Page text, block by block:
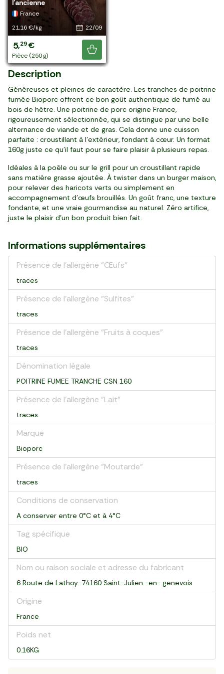
Les Lardons fumés BIO
France
26,60 €/kg
20/08
3,99€
barquette (150 g)
sel sec
France
15,27 €/kg
03/09
2,29€
barquette (150 g)
bois de hêtre
France
15,99 €/kg
24/08
4,16€
barquette (260 g)
fumée
France
20,51 €/kg
31/08
4,31€
4 tranches (210 g)
sapin
France
13,18 €/kg
31/08
6,59€
barquette (500 g)
Les Lardons fumés
France
12,72 €/kg
10/09
2,29€
barquette (180 g)
Les Allumettes fumées
France
12,17 €/kg
28/08
2,19€
pack de 2 (180 g)
fumée
France
29,90 €/kg
13/09
2,99€
10 tranches (100 g)
sapin 180g
France
13,83 €/kg
26/08
2,49€
barquette (180 g)
Le Lard paysan fumé
France
23,93 €/kg
24/08
3,59€
barquette (150 g)
BIO
France
33,55 €/kg
22/08
5,03€
pack de 2 (150 g)
Le Bacon sec au sel
France
39,90 €/kg
28/10
3,99€
14 tranches (100 g)
Les Allumettes natures
France
12,17 €/kg
02/09
2,19€
pack de 2 (180 g)
fumé
Italie
54,90 €/kg
29/09
5,49€
barquette (100 g)
Le Jambon de Terruel DOP
Espagne
49,88 €/kg
07/11
3,99€
barquette (80 g)
Le Jambon cuit de Prague
Italie
45,36 €/kg
23/08
4,99€
6 tranches (110 g)
Les Knacks supérieures
France
18,71 €/kg
21/08
4,49€
4 pièces (240 g)
l'ancienne
France
21,16 €/kg
22/09
5,29€
pièce (250 g)
a plus, il y en a
encore !
Je découvre
Description
Généreuses et pleines de caractère. Les tranches de poitrine
fumée Bioporc offrent ce bon goût authentique de fumé au
bois de hêtre. Une poitrine de porc origine France,
rigoureusement sélectionnée, qui se distingue par une belle
alternance de viande et de gras. Cela donne une cuisson
parfaite : croustillant à l’extérieur, fondant à cœur. Un format
160g juste ce qu’il faut pour se faire plaisir à plusieurs repas.
Idéales à la poêle ou sur le grill pour un croustillant rapide
sans matière grasse ajoutée. À twister dans un burger maison,
pour relever des haricots verts ou simplement en
accompagnement d’œufs brouillés. Un goût franc, une texture
fondante, et une vraie gourmandise au naturel. Zéro artifice,
juste le plaisir d’un bon produit bien fait.
Informations supplémentaires
Présence de l'allergène "Œufs"
traces
Présence de l'allergène "Sulfites"
traces
Présence de l'allergène "Fruits à coques"
traces
Dénomination légale
POITRINE FUMEE TRANCHE CSN 160
Présence de l'allergène "Lait"
traces
Marque
Bioporc
Présence de l'allergène "Moutarde"
traces
Conditions de conservation
A conserver entre 0°C et à 4°C
Tag spécifique
BIO
Nom ou raison sociale et adresse du fabricant
6 Route de Lathoy-74160 Saint-Julien -en- genevois
Origine
France
Poids net
0.16KG